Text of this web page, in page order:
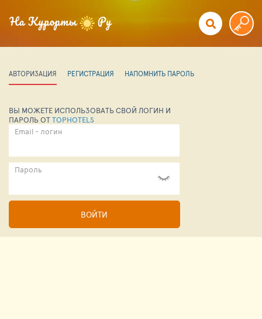
АВТОРИЗАЦИЯ РЕГИСТРАЦИЯ НАПОМНИТЬ ПАРОЛЬ
ВЫ МОЖЕТЕ ИСПОЛЬЗОВАТЬ СВОЙ ЛОГИН И
ПАРОЛЬ ОТTOPHOTELS
Email - логин
Пароль
ВОЙТИ